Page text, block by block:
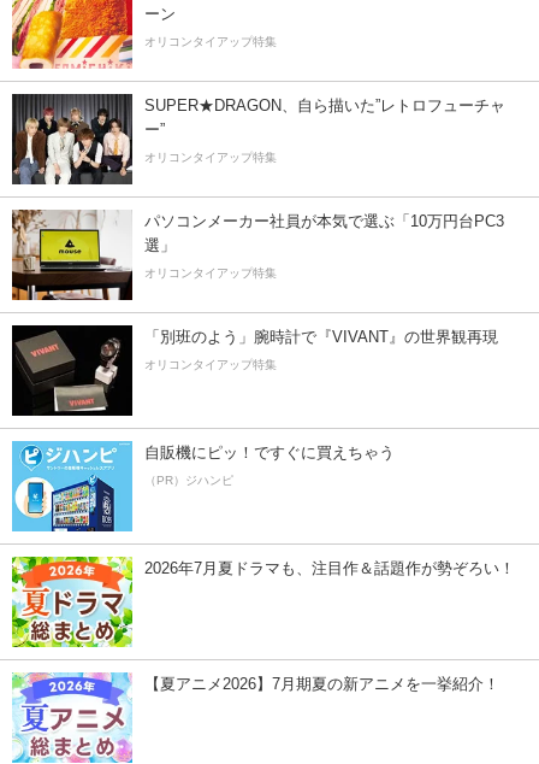
ーン
オリコンタイアップ特集
SUPER★DRAGON、自ら描いた”レトロフューチャ
ー”
オリコンタイアップ特集
パソコンメーカー社員が本気で選ぶ「10万円台PC3
選」
オリコンタイアップ特集
「別班のよう」腕時計で『VIVANT』の世界観再現
オリコンタイアップ特集
自販機にピッ！ですぐに買えちゃう
（PR）ジハンピ
2026年7月夏ドラマも、注目作＆話題作が勢ぞろい！
【夏アニメ2026】7月期夏の新アニメを一挙紹介！